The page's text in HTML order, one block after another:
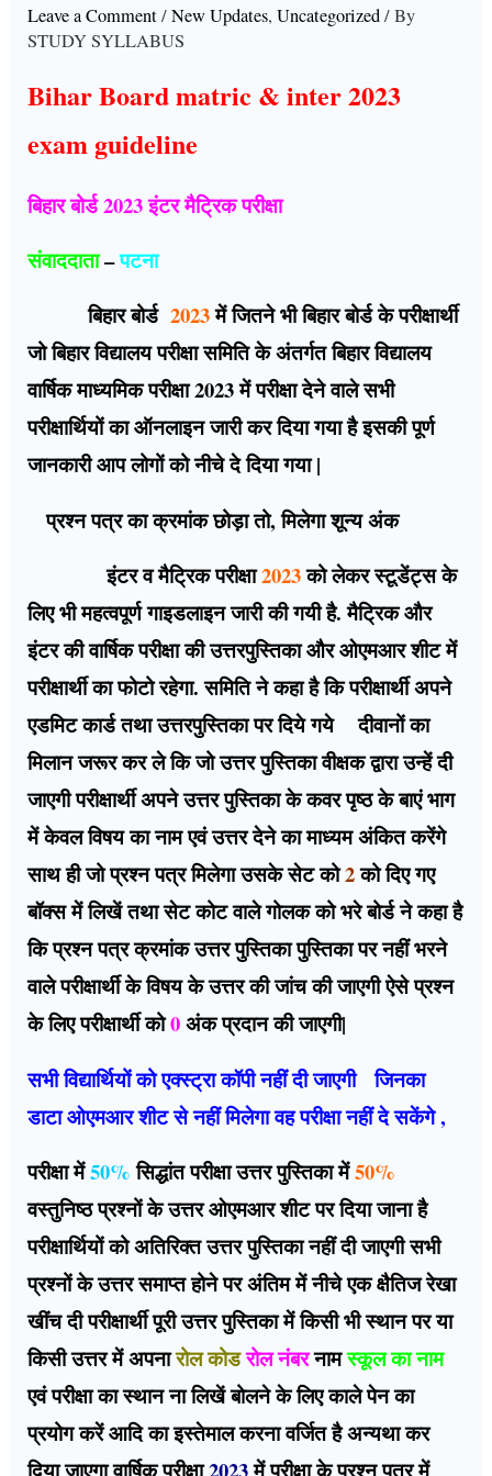
Leave a Comment/New Updates,Uncategorized/ By
STUDY SYLLABUS
Bihar Board matric & inter 2023
exam guideline
बिहार बोर्ड 2023 इंटर मैट्रिक परीक्षा
संवाददाता–पटना
बिहार बोर्ड2023में जितने भी बिहार बोर्ड के परीक्षार्थी
जो बिहार विद्यालय परीक्षा समिति के अंतर्गत बिहार विद्यालय
वार्षिक माध्यमिक परीक्षा 2023 में परीक्षा देने वाले सभी
परीक्षार्थियों का ऑनलाइन जारी कर दिया गया है इसकी पूर्ण
जानकारी आप लोगों को नीचे दे दिया गया |
प्रश्न पत्र का क्रमांक छोड़ा तो, मिलेगा शून्य अंक
इंटर व मैट्रिक परीक्षा2023को लेकर स्टूडेंट्स के
लिए भी महत्वपूर्ण गाइडलाइन जारी की गयी है. मैट्रिक और
इंटर की वार्षिक परीक्षा की उत्तरपुस्तिका और ओएमआर शीट में
परीक्षार्थी का फोटो रहेगा. समिति ने कहा है कि परीक्षार्थी अपने
एडमिट कार्ड तथा उत्तरपुस्तिका पर दिये गये दीवानों का
मिलान जरूर कर ले कि जो उत्तर पुस्तिका वीक्षक द्वारा उन्हें दी
जाएगी परीक्षार्थी अपने उत्तर पुस्तिका के कवर पृष्ठ के बाएं भाग
में केवल विषय का नाम एवं उत्तर देने का माध्यम अंकित करेंगे
साथ ही जो प्रश्न पत्र मिलेगा उसके सेट को2को दिए गए
बॉक्स में लिखें तथा सेट कोट वाले गोलक को भरे बोर्ड ने कहा है
कि प्रश्न पत्र क्रमांक उत्तर पुस्तिका पुस्तिका पर नहीं भरने
वाले परीक्षार्थी के विषय के उत्तर की जांच की जाएगी ऐसे प्रश्न
के लिए परीक्षार्थी को0अंक प्रदान की जाएगी|
सभी विद्यार्थियों को एक्स्ट्रा कॉपी नहीं दी जाएगी जिनका
डाटा ओएमआर शीट से नहीं मिलेगा वह परीक्षा नहीं दे सकेंगे ,
परीक्षा में50%सिद्धांत परीक्षा उत्तर पुस्तिका में50%
वस्तुनिष्ठ प्रश्नों के उत्तर ओएमआर शीट पर दिया जाना है
परीक्षार्थियों को अतिरिक्त उत्तर पुस्तिका नहीं दी जाएगी सभी
प्रश्नों के उत्तर समाप्त होने पर अंतिम में नीचे एक क्षैतिज रेखा
खींच दी परीक्षार्थी पूरी उत्तर पुस्तिका में किसी भी स्थान पर या
किसी उत्तर में अपनारोल कोडरोल नंबरनामस्कूल का नाम
एवं परीक्षा का स्थान ना लिखें बोलने के लिए काले पेन का
प्रयोग करें आदि का इस्तेमाल करना वर्जित है अन्यथा कर
दिया जाएगा वार्षिक परीक्षा2023में परीक्षा के प्रश्न पत्र में